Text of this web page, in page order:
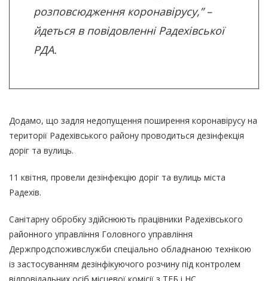
розповсюдження коронавірусу,” –
йдеться в повідовленні Радехівської
РДА.
Додамо, що задля недопущення поширення коронавірусу на
території Радехівського району проводиться дезінфекція
доріг та вулиць.
11 квітня, провели дезінфекцію доріг та вулиць міста
Радехів.
Санітарну обробку здійснюють працівники Радехівського
районного управління Головного управління
Держпродспоживслужби спеціально обладнаною технікою
із застосуванням дезінфікуючого розчину під контролем